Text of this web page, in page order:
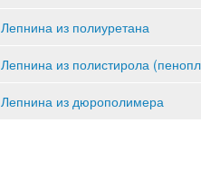
Лепнина из полиуретана
Лепнина из полистирола
Лепнина из дюрополимера